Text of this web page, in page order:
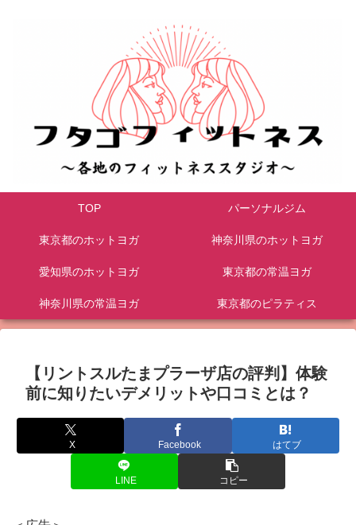
TOP パーソナルジム
東京都のホットヨガ 神奈川県のホットヨガ
愛知県のホットヨガ 東京都の常温ヨガ
神奈川県の常温ヨガ 東京都のピラティス
【リントスルたまプラーザ店の評判】体験
前に知りたいデメリットや口コミとは？
X Facebook はてブ
LINE コピー